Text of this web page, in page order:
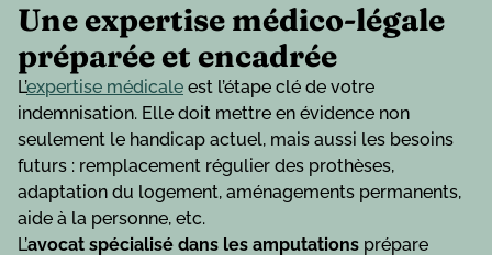
Une expertise médico-légale
préparée et encadrée
L’expertise médicale est l’étape clé de votre
indemnisation. Elle doit mettre en évidence non
seulement le handicap actuel, mais aussi les besoins
futurs : remplacement régulier des prothèses,
adaptation du logement, aménagements permanents,
aide à la personne, etc.
L’avocat spécialisé dans les amputations prépare